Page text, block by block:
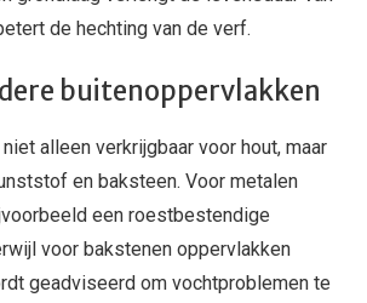
de hechting van de verf.
buitenoppervlakken
alleen verkrijgbaar voor hout, maar
en baksteen. Voor metalen
een roestbestendige
voor bakstenen oppervlakken
geadviseerd om vochtproblemen te